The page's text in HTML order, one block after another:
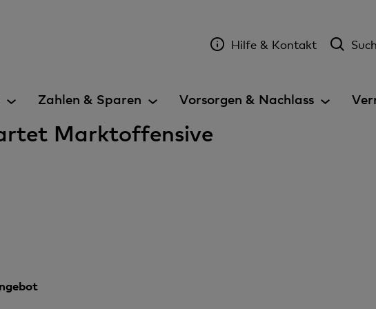
Hilfe & Kontakt
Zahlen & Sparen Vorsorgen & Nachlass
Marktoffensive